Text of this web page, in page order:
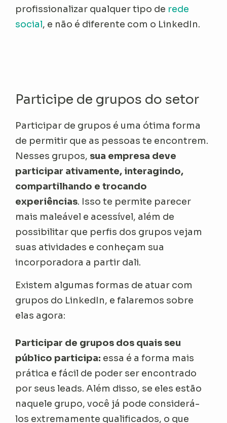
profissionalizar qualquer tipo de rede
social, e não é diferente com o LinkedIn.
Participe de grupos do setor
Participar de grupos é uma ótima forma
de permitir que as pessoas te encontrem.
Nesses grupos, sua empresa deve
participar ativamente, interagindo,
compartilhando e trocando
experiências. Isso te permite parecer
mais maleável e acessível, além de
possibilitar que perfis dos grupos vejam
suas atividades e conheçam sua
incorporadora a partir dali.
Existem algumas formas de atuar com
grupos do LinkedIn, e falaremos sobre
elas agora:
Participar de grupos dos quais seu
público participa: essa é a forma mais
prática e fácil de poder ser encontrado
por seus leads. Além disso, se eles estão
naquele grupo, você já pode considerá-
los extremamente qualificados, o que